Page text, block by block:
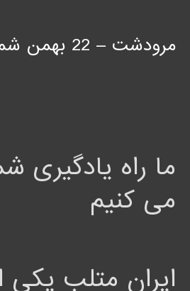
مرودشت – 22 بهمن شمالی
ما راه یادگیری
می کنیم
ایران متلب یکی